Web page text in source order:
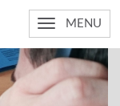
MENU